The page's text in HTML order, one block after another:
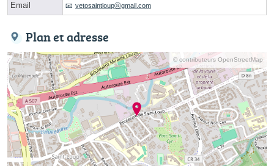
Email vetosaintloupⓐgmail.com
Plan et adresse
© contributeurs OpenStreetMap